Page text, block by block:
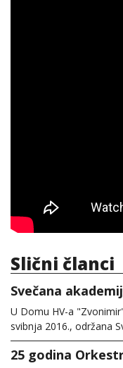
Slični članci
Svečana
U Domu HV-a
svibnja 2016., održana
25 godina